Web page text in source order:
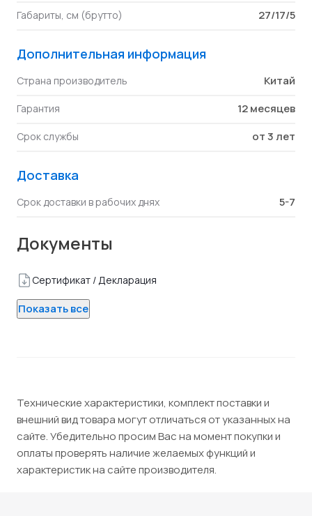
Габариты, см (брутто) 27/17/5
Дополнительная информация
Страна производитель Китай
Гарантия 12 месяцев
Срок службы от 3 лет
Доставка
Срок доставки в рабочих днях 5-7
Документы
Сертификат / Декларация
Показать все
Технические характеристики, комплект поставки и
внешний вид товара могут отличаться от указанных на
сайте. Убедительно просим Вас на момент покупки и
оплаты проверять наличие желаемых функций и
характеристик на сайте производителя.